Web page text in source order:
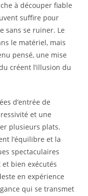
à découper fiable
suffire pour
sans se ruiner. Le
le matériel, mais
pensé, une mise
créent l’illusion du
d’entrée de
et une
plusieurs plats.
l’équilibre et la
spectaculaires
bien exécutés
en expérience
qui se transmet